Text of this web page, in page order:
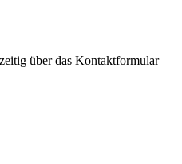
über das Kontaktformular